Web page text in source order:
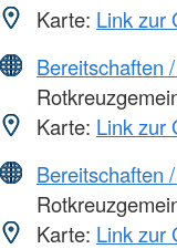
Karte: Link zur
Bereitschaften
Karte: Link zur
Bereitschaften
Karte: Link zur